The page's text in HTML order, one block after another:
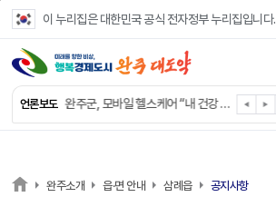
이 누리집은 대한민국 공식 전자정부 누리집입니다.
언론보도
완주군, ‘수의계약 총량제’ 개편 운영
완주군, 읍·면별 의료 환경 다각도 진단한다
완주군, 모바일 헬스케어 “내 건강 변화 직접 확인”
완주군 “여름휴가철 청소년 안전 지킨다”
㈜새눈, 완주군에 성금 1,000만 원 기탁
완주소개 읍·면 안내 삼례읍 공지사항